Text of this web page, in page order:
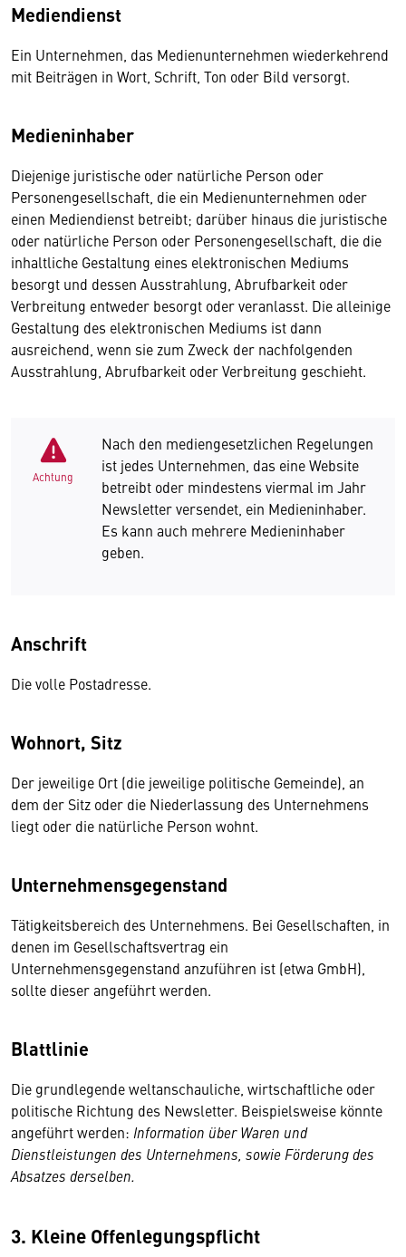
Mediendienst
Ein Unternehmen, das Medienunternehmen wiederkehrend
mit Beiträgen in Wort, Schrift, Ton oder Bild versorgt.
Medieninhaber
Diejenige juristische oder natürliche Person oder
Personengesellschaft, die ein Medienunternehmen oder
einen Mediendienst betreibt; darüber hinaus die juristische
oder natürliche Person oder Personengesellschaft, die die
inhaltliche Gestaltung eines elektronischen Mediums
besorgt und dessen Ausstrahlung, Abrufbarkeit oder
Verbreitung entweder besorgt oder veranlasst. Die alleinige
Gestaltung des elektronischen Mediums ist dann
ausreichend, wenn sie zum Zweck der nachfolgenden
Ausstrahlung, Abrufbarkeit oder Verbreitung geschieht.
Achtung
Nach den mediengesetzlichen Regelungen
ist jedes Unternehmen, das eine Website
betreibt oder mindestens viermal im Jahr
Newsletter versendet, ein Medieninhaber.
Es kann auch mehrere Medieninhaber
geben.
Anschrift
Die volle Postadresse.
Wohnort, Sitz
Der jeweilige Ort (die jeweilige politische Gemeinde), an
dem der Sitz oder die Niederlassung des Unternehmens
liegt oder die natürliche Person wohnt.
Unternehmensgegenstand
Tätigkeitsbereich des Unternehmens. Bei Gesellschaften, in
denen im Gesellschaftsvertrag ein
Unternehmensgegenstand anzuführen ist (etwa GmbH),
sollte dieser angeführt werden.
Blattlinie
Die grundlegende weltanschauliche, wirtschaftliche oder
politische Richtung des Newsletter. Beispielsweise könnte
angeführt werden: Information über Waren und
Dienstleistungen des Unternehmens, sowie Förderung des
Absatzes derselben.
3. Kleine Offenlegungspflicht